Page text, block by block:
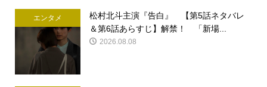
エンタメ
松村北斗主演『告白』 【第5話ネタバレ
＆第6話あらすじ】解禁！ 「新場...
2026.08.08